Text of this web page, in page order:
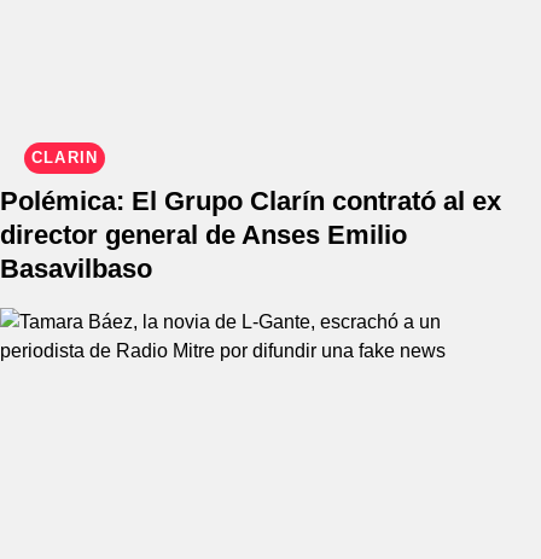
CLARÍN
Polémica: El Grupo Clarín contrató al ex
director general de Anses Emilio
Basavilbaso